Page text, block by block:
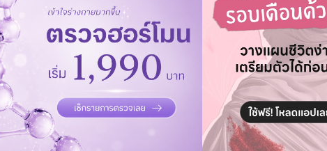
สามารถจองแพ็กเกจให้คนอื่นได้ โดยแจ้งชื่อผู้ที่จะรับบริการให้แอดมิ
ถาม จะออกใบกำกับภาษีได้หรือไม่?
11 พ.ย. 2024